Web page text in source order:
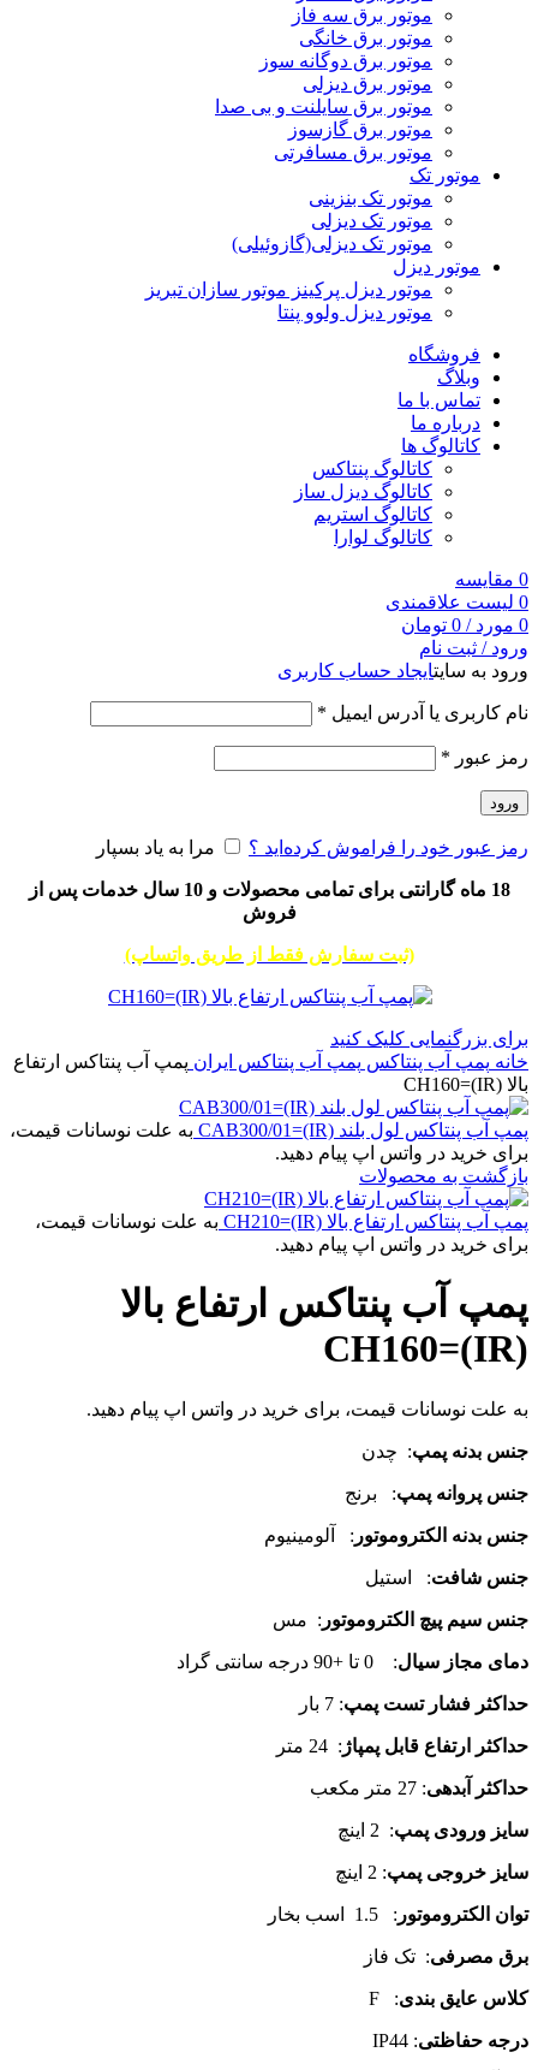
موتور برق سه فاز
موتور برق خانگی
موتور برق دوگانه سوز
موتور برق دیزلی
موتور برق سایلنت و بی صدا
موتور برق گازسوز
موتور برق مسافرتی
موتور تک
موتور تک بنزینی
موتور تک دیزلی
موتور تک دیزلی(گازوئیلی)
موتور دیزل
موتور دیزل پرکینز موتور سازان تبریز
موتور دیزل ولوو پنتا
فروشگاه
وبلاگ
تماس با ما
درباره ما
کاتالوگ ها
کاتالوگ پنتاکس
کاتالوگ دیزل ساز
کاتالوگ استریم
کاتالوگ لوارا
0 مقایسه
0 لیست علاقمندی
0 مورد /
0 تومان
ورود / ثبت نام
ورود به سایتایجاد حساب کاربری
نام کاربری یا آدرس ایمیل *
رمز عبور *
ورود
رمز عبور خود را فراموش کرده‌اید ؟ مرا به یاد بسپار
18 ماه گارانتی برای تمامی محصولات و 10 سال خدمات پس از
فروش
(ثبت سفارش فقط از طریق واتساپ)
برای بزرگنمایی کلیک کنید
خانه پمپ آب پنتاکس پمپ آب پنتاکس ایران پمپ آب پنتاکس ارتفاع
بالا CH160=(IR)
پمپ آب پنتاکس لول بلند CAB300/01=(IR)
به علت نوسانات قیمت،
برای خرید در واتس اپ پیام دهید.
بازگشت به محصولات
پمپ آب پنتاکس ارتفاع بالا CH210=(IR)
به علت نوسانات قیمت،
برای خرید در واتس اپ پیام دهید.
پمپ آب پنتاکس ارتفاع بالا
CH160=(IR)
به علت نوسانات قیمت، برای خرید در واتس اپ پیام دهید.
جنس بدنه پمپ: چدن
جنس پروانه پمپ: برنج
جنس بدنه الکتروموتور : آلومینیوم
جنس شافت: استیل
جنس سیم پیچ الکتروموتور : مس
دمای مجاز سیال: 0 تا +90 درجه سانتی گراد
حداکثر فشار تست پمپ: 7 بار
حداکثر ارتفاع قابل پمپاژ : 24 متر
حداکثر آبدهی: 27 متر مکعب
سایز ورودی پمپ: 2 اینچ
سایز خروجی پمپ: 2 اینچ
توان الکتروموتور : 1.5 اسب بخار
برق مصرفی: تک فاز
کلاس عایق بندی: F
درجه حفاظتی: IP44